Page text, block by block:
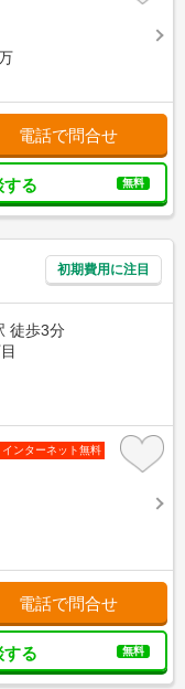
電話で問合せ
する 無料
初期費用に注目
徒歩3分
インターネット無料
電話で問合せ
する 無料